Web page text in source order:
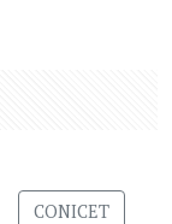
CONICET